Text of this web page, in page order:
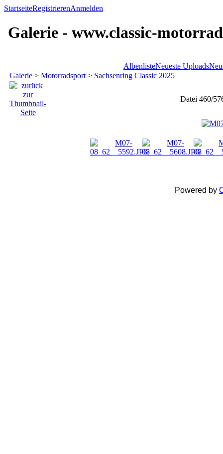
StartseiteRegistrierenAnmelden
Galerie - www.classic-
AlbenlisteNeueste Uploads
Galerie > Motorradsport > Sachsenring Classic 2025
Datei 460/
Powered by